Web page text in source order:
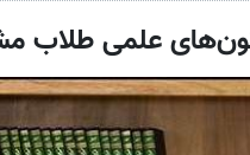
علمی